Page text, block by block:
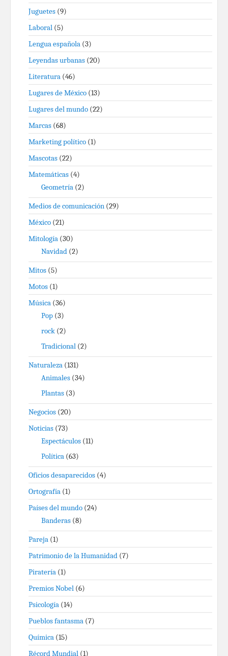
Juguetes (9)
Laboral (5)
Lengua española (3)
Leyendas urbanas (20)
Literatura (46)
Lugares de México (13)
Lugares del mundo (22)
Marcas (68)
Marketing político (1)
Mascotas (22)
Matemáticas (4)
Geometría (2)
Medios de comunicación (29)
México (21)
Mitología (30)
Navidad (2)
Mitos (5)
Motos (1)
Música (36)
Pop (3)
rock (2)
Tradicional (2)
Naturaleza (131)
Animales (34)
Plantas (3)
Negocios (20)
Noticias (73)
Espectáculos (11)
Política (63)
Oficios desaparecidos (4)
Ortografía (1)
Países del mundo (24)
Banderas (8)
Pareja (1)
Patrimonio de la Humanidad (7)
Piratería (1)
Premios Nobel (6)
Psicología (14)
Pueblos fantasma (7)
Química (15)
Récord Mundial (1)